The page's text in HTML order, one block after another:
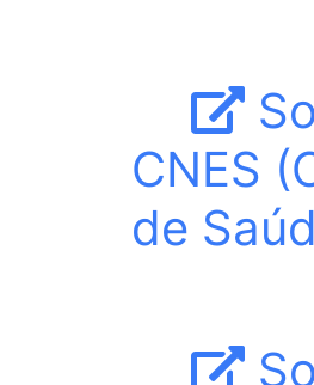
CNES
de